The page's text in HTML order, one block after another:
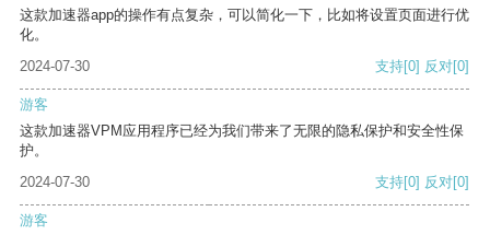
这款加速器app的操作有点复杂，可以简化一下，比如将设置页面进行优
化。
2024-07-30
支持[0] 反对[0]
游客
这款加速器VPM应用程序已经为我们带来了无限的隐私保护和安全性保
护。
2024-07-30
支持[0] 反对[0]
游客